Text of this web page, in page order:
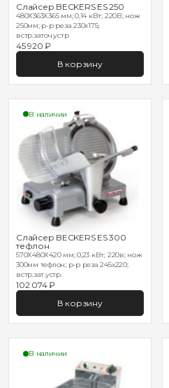
Слайсер BECKERS ES 250
480Х363Х365 мм; 0,14 кВт; 220В; нож
250мм; р-р реза 230х175;
встр.заточ.устр
45 920 ₽
В корзину
В наличии
Слайсер BECKERS ES 300
тефлон
570Х480Х420 мм; 0,23 кВт; 220в; нож
300мм тефлон; р-р реза 245х220;
встр.зат.устр.
102 074 ₽
В корзину
В наличии